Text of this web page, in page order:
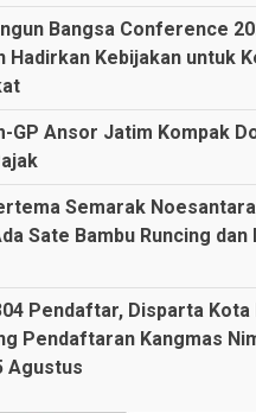
Bangsa Conference
Hadirkan Kebijakan untuk
GP Ansor Jatim Kompak
Semarak
Sate Bambu Runcing
Pendaftar, Disparta Kota
Pendaftaran Kangmas
Agustus